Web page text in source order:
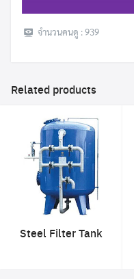
จำนวนคนดู :939
Related products
Steel Filter Tank